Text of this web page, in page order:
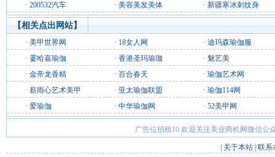
· 200532汽车 · 美容美发美体 · 新疆寒冰刺纹身
【相关点出网站】
· 美甲世界网 · 18女人网 · 迪玛森瑜伽服
· 霎哈嘉瑜伽 · 香港圣玛瑜珈 · 魅艺美
· 金帝龙香精 · 百合春天 · 瑜伽艺术网
· 薪雨心艺术美甲 · 亚太瑜伽联盟 · 瑜伽114网
· 爱瑜伽 · 中华瑜伽网 · 52美甲网
广告位招租10 欢迎关注美业商机网微信公
关于本站 联系